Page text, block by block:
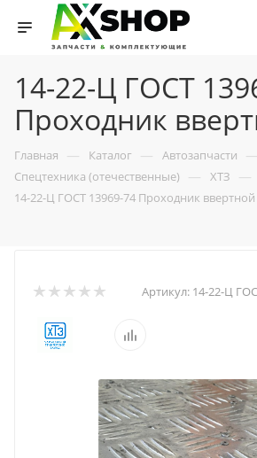
14-22-Ц ГОСТ
Проходник
Главная — Каталог — Автозапчасти —
Спецтехника (отечественные) — ХТЗ —
14-22-Ц ГОСТ 13969-74 Проходник ввертной
Артикул: 14-22-Ц